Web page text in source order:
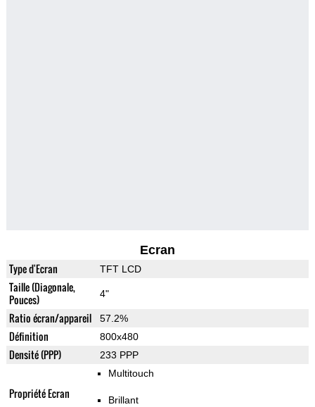
Ecran
Type d'Ecran TFT LCD
Taille (Diagonale,
Pouces)
4"
Ratio écran/appareil 57.2%
Définition 800x480
Densité (PPP) 233 PPP
Propriété Ecran
Multitouch
Brillant